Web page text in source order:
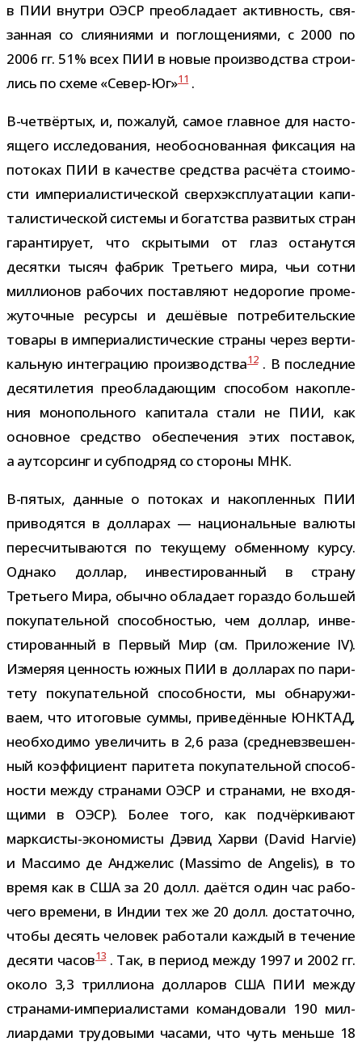
в ПИИ внутри ОЭСР пре­об­ла­дает актив­ность, свя­
зан­ная со сли­я­ни­ями и погло­ще­ни­ями, с 2000 по
2006 гг. 51% всех ПИИ в новые про­из­вод­ства стро­и­
лись по схеме «Север-​Юг»11.
В-​четвёртых, и, пожа­луй, самое глав­ное для насто­
я­щего иссле­до­ва­ния, необос­но­ван­ная фик­са­ция на
пото­ках ПИИ в каче­стве сред­ства рас­чёта сто­и­мо­
сти импе­ри­а­ли­сти­че­ской сверх­экс­плу­а­та­ции капи­
та­ли­сти­че­ской системы и богат­ства раз­ви­тых стран
гаран­ти­рует, что скры­тыми от глаз оста­нутся
десятки тысяч фаб­рик Третьего мира, чьи сотни
мил­ли­о­нов рабо­чих постав­ляют недо­ро­гие про­ме­
жу­точ­ные ресурсы и дешё­вые потре­би­тель­ские
товары в импе­ри­а­ли­сти­че­ские страны через вер­ти­
каль­ную инте­гра­цию про­из­вод­ства12. В послед­ние
деся­ти­ле­тия пре­об­ла­да­ю­щим спо­со­бом накоп­ле­
ния моно­поль­ного капи­тала стали не ПИИ, как
основ­ное сред­ство обес­пе­че­ния этих поста­вок,
а аут­сор­синг и суб­под­ряд со сто­роны МНК.
В-​пятых, дан­ные о пото­ках и накоп­лен­ных ПИИ
при­во­дятся в дол­ла­рах — наци­о­наль­ные валюты
пере­счи­ты­ва­ются по теку­щему обмен­ному курсу.
Однако дол­лар, инве­сти­ро­ван­ный в страну
Третьего Мира, обычно обла­дает гораздо боль­шей
поку­па­тель­ной спо­соб­но­стью, чем дол­лар, инве­
сти­ро­ван­ный в Первый Мир (см. Приложение IV).
Измеряя цен­ность южных ПИИ в дол­ла­рах по пари­
тету поку­па­тель­ной спо­соб­но­сти, мы обна­ру­жи­
ваем, что ито­го­вые суммы, при­ве­дён­ные ЮНКТАД,
необ­хо­димо уве­ли­чить в 2,6 раза (сред­не­взве­шен­
ный коэф­фи­ци­ент пари­тета поку­па­тель­ной спо­соб­
но­сти между стра­нами ОЭСР и стра­нами, не вхо­дя­
щими в ОЭСР). Более того, как под­чёр­ки­вают
марксисты-​экономисты Дэвид Харви (David Harvie)
и Массимо де Анджелис (Massimo de Angelis), в то
время как в США за 20 долл. даётся один час рабо­
чего вре­мени, в Индии тех же 20 долл. доста­точно,
чтобы десять чело­век рабо­тали каж­дый в тече­ние
десяти часов13. Так, в период между 1997 и 2002 гг.
около 3,3 трил­ли­она дол­ла­ров США ПИИ между
странами-​империалистами коман­до­вали 190 мил­
ли­ар­дами тру­до­выми часами, что чуть меньше 18